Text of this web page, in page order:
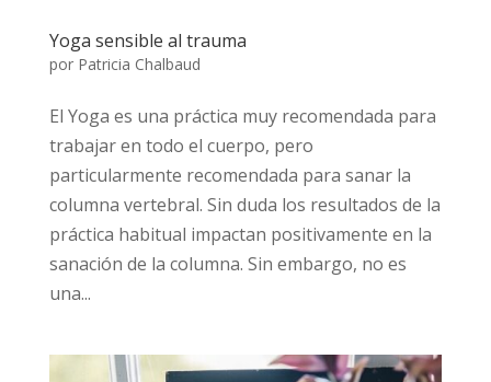
Yoga sensible al trauma
por Patricia Chalbaud
El Yoga es una práctica muy recomendada para
trabajar en todo el cuerpo, pero
particularmente recomendada para sanar la
columna vertebral. Sin duda los resultados de la
práctica habitual impactan positivamente en la
sanación de la columna. Sin embargo, no es
una...